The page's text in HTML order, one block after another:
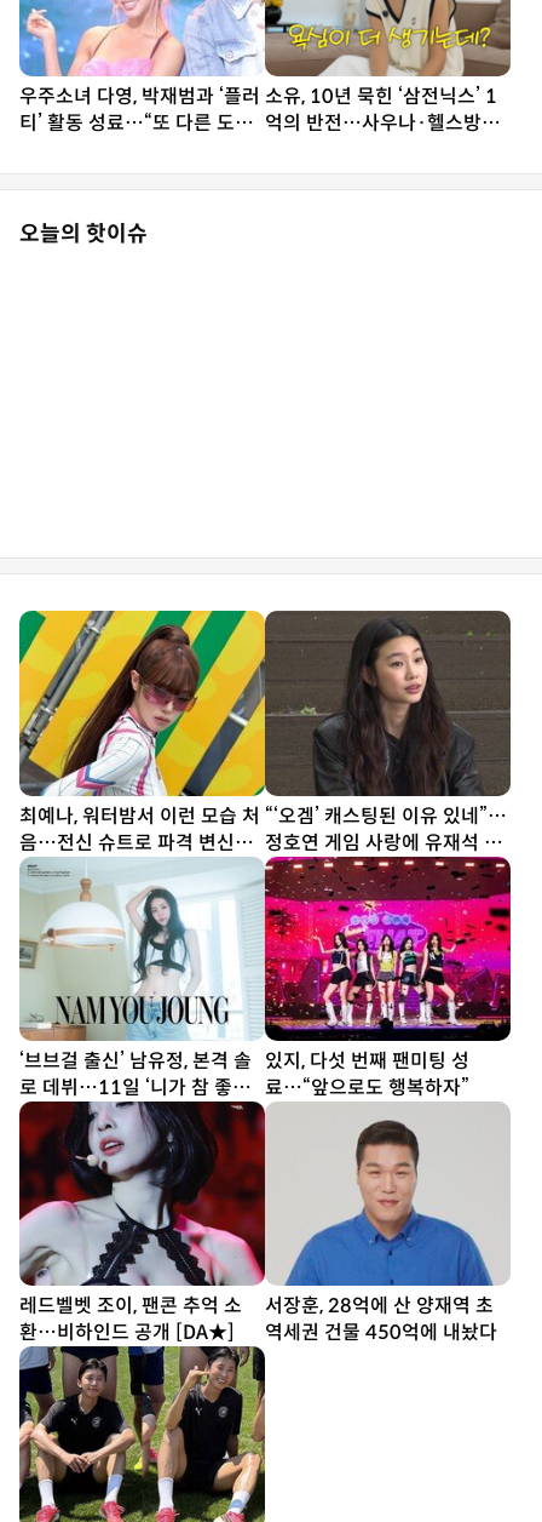
우주소녀 다영, 박재범과 ‘플러
티’ 활동 성료…“또 다른 도전,
소유, 10년 묵힌 ‘삼전닉스’ 1
억의 반전…사우나·헬스방까
오늘의 핫이슈
최예나, 워터밤서 이런 모습 처
음…전신 슈트로 파격 변신
[DA★]
“‘오겜’ 캐스팅된 이유 있네”…
정호연 게임 사랑에 유재석 감
탄 (틈만나면)
‘브브걸 출신’ 남유정, 본격 솔
로 데뷔…11일 ‘니가 참 좋아’
공개
있지, 다섯 번째 팬미팅 성
료…“앞으로도 행복하자”
레드벨벳 조이, 팬콘 추억 소
환…비하인드 공개 [DA★]
서장훈, 28억에 산 양재역 초
역세권 건물 450억에 내놨다